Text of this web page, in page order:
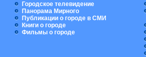
Городское телевидение
Панорама Мирного
Публикации о городе в СМИ
Книги о городе
Фильмы о городе